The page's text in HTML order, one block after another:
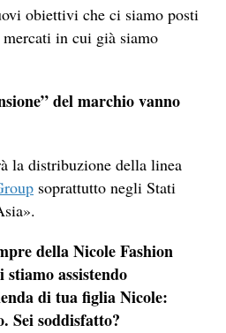
obiettivi che ci siamo posti
in cui già siamo
del marchio vanno
la distribuzione della linea
soprattutto negli Stati
della Nicole Fashion
assistendo
di tua figlia Nicole:
Sei soddisfatto?